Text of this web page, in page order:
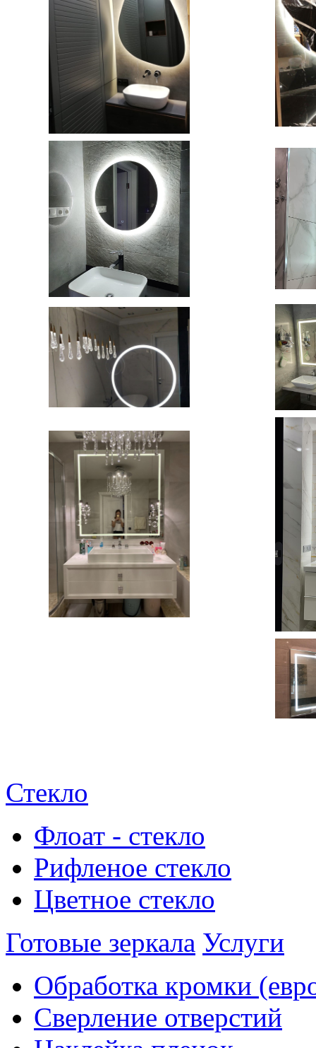
Стекло
Флоат - стекло
Рифленое стекло
Цветное стекло
Готовые зеркала Услуги
Обработка кромки
Сверление отверстий